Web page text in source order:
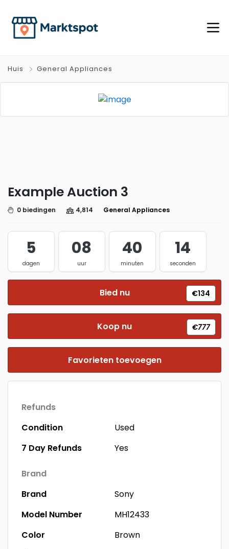
Huis General Appliances
Example Auction 3
0 biedingen 4,814 General Appliances
5
dagen
08
uur
40
minuten
13
seconden
Bied nu €134
Koop nu €777
Favorieten toevoegen
Refunds
Condition
Used
7 Day Refunds
Yes
Brand
Brand
Sony
Model Number
MH12433
Color
Brown